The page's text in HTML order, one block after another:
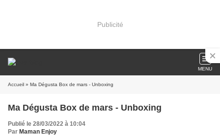
Publicité
MENU
Accueil » Ma Dégusta Box de mars - Unboxing
Ma Dégusta Box de mars - Unboxing
Publié le 28/03/2022 à 10:04
Par Maman Enjoy